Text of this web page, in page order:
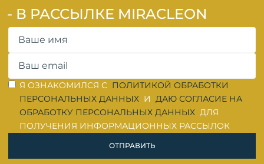
- В РАССЫЛКЕ MIRACLEON
ОШИБКА ЗАПОЛНЕНИЯ
Я ОЗНАКОМИЛСЯ С ПОЛИТИКОЙ ОБРАБОТКИ
ПЕРСОНАЛЬНЫХ ДАННЫХ И
ДАЮ СОГЛАСИЕ НА
ОБРАБОТКУ ПЕРСОНАЛЬНЫХ ДАННЫХ ДЛЯ
ПОЛУЧЕНИЯ ИНФОРМАЦИОННЫХ РАССЫЛОК
ОТПРАВИТЬ